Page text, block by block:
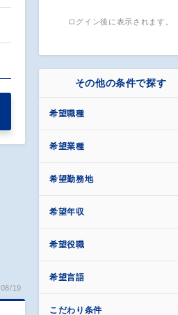
19
ログイン後に表示されます。
その他の条件で探す
希望職種
希望業種
希望勤務地
希望年収
希望役職
希望言語
こだわり条件